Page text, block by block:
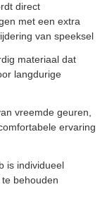
direct
met een extra
van speeksel
materiaal dat
langdurige
vreemde geuren,
ervaring
is individueel
behouden